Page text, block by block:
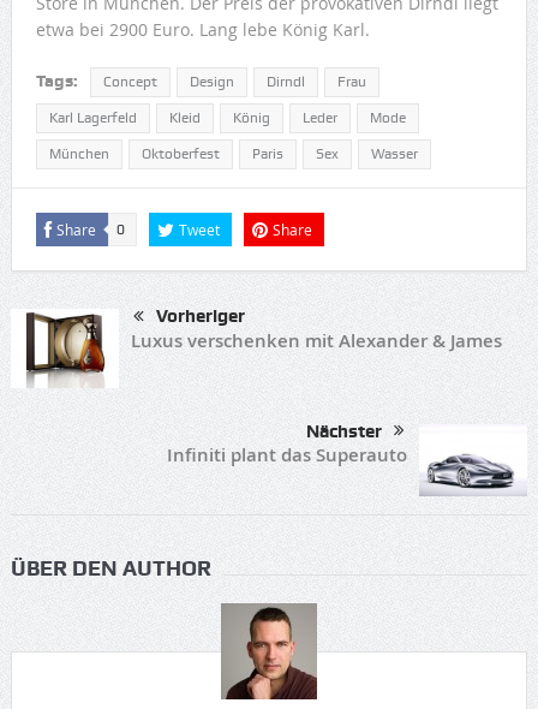
etwa bei 2900 Euro. Lang lebe König Karl.
Tags: Concept Design Dirndl Frau
Karl Lagerfeld Kleid König Leder Mode
München Oktoberfest Paris Sex Wasser
Share 0 Tweet Share
Vorheriger
Luxus verschenken mit Alexander & James
Nächster
Infiniti plant das Superauto
ÜBER DEN AUTHOR